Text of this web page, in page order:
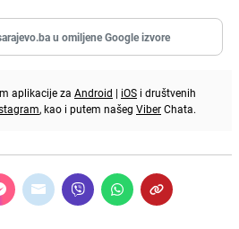
u omiljene Google izvore
aplikacije za Android | iOS i društvenih
, kao i putem našeg ViberChata.